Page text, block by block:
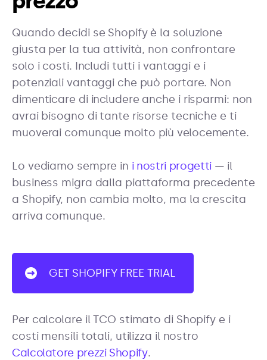
Quando decidi se Shopify è la soluzione
giusta per la tua attività, non confrontare
solo i costi. Includi tutti i vantaggi e i
potenziali vantaggi che può portare. Non
dimenticare di includere anche i risparmi: non
avrai bisogno di tante risorse tecniche e ti
muoverai comunque molto più velocemente.
Lo vediamo sempre in i nostri progetti— il
business migra dalla piattaforma precedente
a Shopify, non cambia molto, ma la crescita
arriva comunque.
GET SHOPIFY FREE TRIAL
Per calcolare il TCO stimato di Shopify e i
costi mensili totali, utilizza il nostro
Calcolatore prezzi Shopify.